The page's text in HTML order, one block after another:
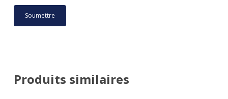
Produits similaires